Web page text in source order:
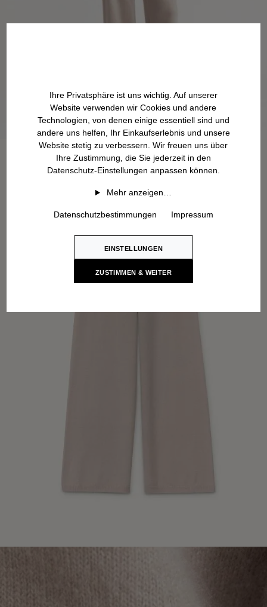
Ihre Privatsphäre ist uns wichtig. Auf unserer
Website verwenden wir Cookies und andere
Technologien, von denen einige essentiell sind und
andere uns helfen, Ihr Einkaufserlebnis und unsere
Website stetig zu verbessern. Wir freuen uns über
Ihre Zustimmung, die Sie jederzeit in den
Datenschutz-Einstellungen anpassen können.
Mehr anzeigen…
Datenschutzbestimmungen Impressum
EINSTELLUNGEN
ZUSTIMMEN & WEITER